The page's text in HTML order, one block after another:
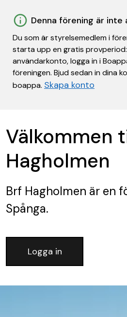
Denna förening är inte
Du som är styrelsemedlem i
starta upp en gratis
användarkonto, logga in i
föreningen. Bjud sedan in dina
boappa. Skapa konto
Välkommen
Hagholmen
Brf Hagholmen är en
Spånga.
Logga in